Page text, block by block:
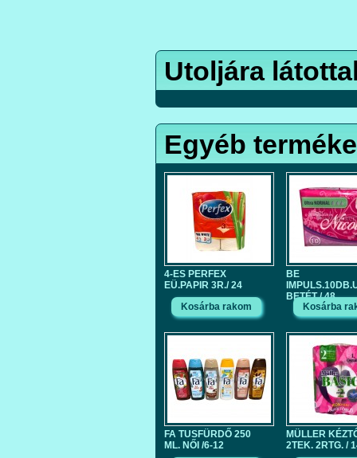
Utoljára
Egyéb
4-ES PERFEX
EÜ.PAPIR 3R./ 24
BE
BETÉT / 48
FA TUSFÜRDŐ 250
ML. NŐI /6-12
MÜLLER
2TEK. 2RTG. /